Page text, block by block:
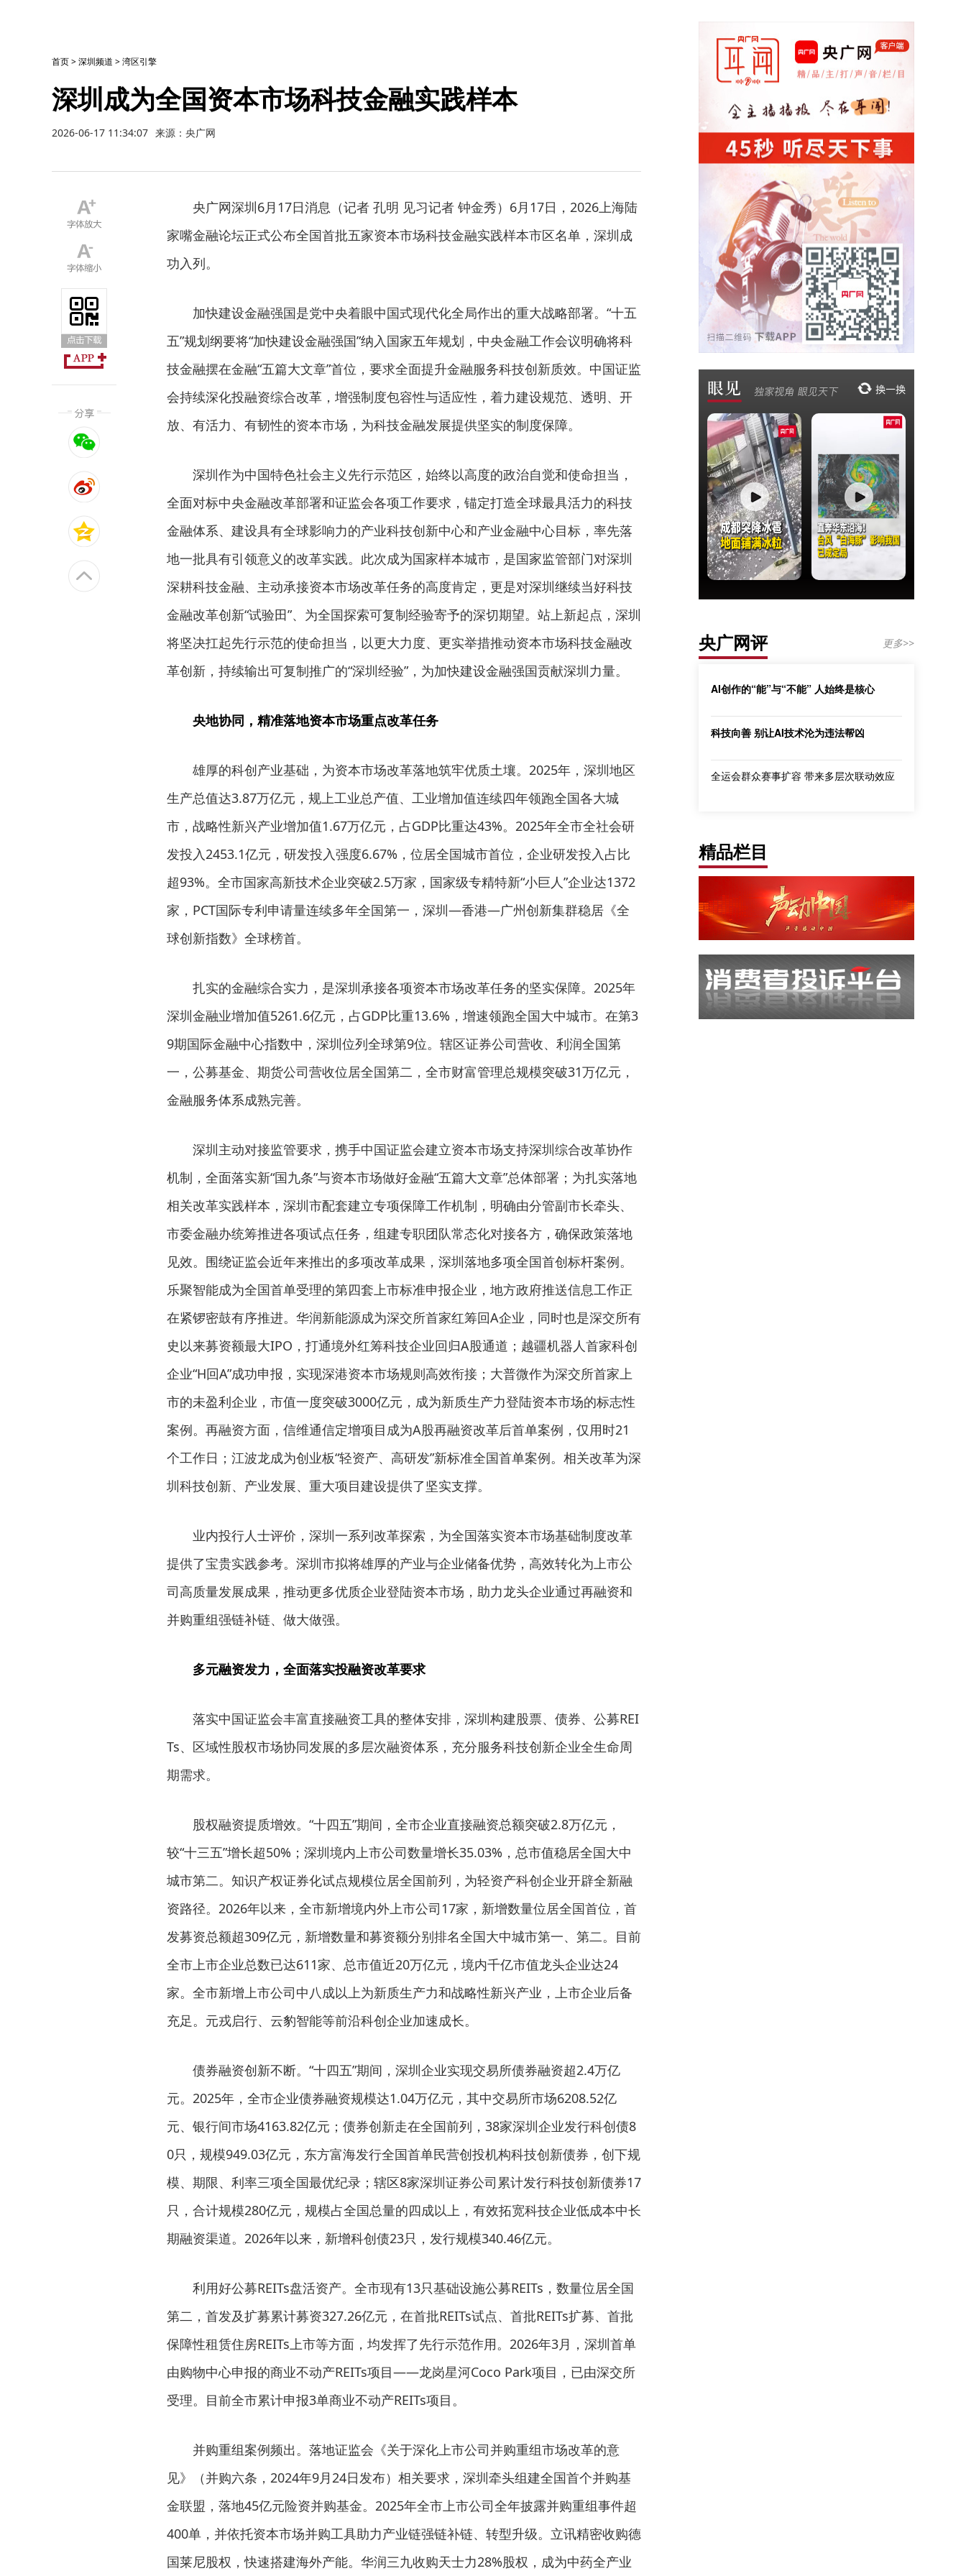
首页>深圳频道 >湾区引擎
深圳成为全国资本市场科技金融实践样本
2026-06-17 11:34:07 来源：央广网
央广网深圳6月17日消息（记者 孔明 见习记者 钟金秀）6月17日，2026上海陆
家嘴金融论坛正式公布全国首批五家资本市场科技金融实践样本市区名单，深圳成
功入列。
加快建设金融强国是党中央着眼中国式现代化全局作出的重大战略部署。“十五
五”规划纲要将“加快建设金融强国”纳入国家五年规划，中央金融工作会议明确将科
技金融摆在金融“五篇大文章”首位，要求全面提升金融服务科技创新质效。中国证监
会持续深化投融资综合改革，增强制度包容性与适应性，着力建设规范、透明、开
放、有活力、有韧性的资本市场，为科技金融发展提供坚实的制度保障。
深圳作为中国特色社会主义先行示范区，始终以高度的政治自觉和使命担当，
全面对标中央金融改革部署和证监会各项工作要求，锚定打造全球最具活力的科技
金融体系、建设具有全球影响力的产业科技创新中心和产业金融中心目标，率先落
地一批具有引领意义的改革实践。此次成为国家样本城市，是国家监管部门对深圳
深耕科技金融、主动承接资本市场改革任务的高度肯定，更是对深圳继续当好科技
金融改革创新“试验田”、为全国探索可复制经验寄予的深切期望。站上新起点，深圳
将坚决扛起先行示范的使命担当，以更大力度、更实举措推动资本市场科技金融改
革创新，持续输出可复制推广的“深圳经验”，为加快建设金融强国贡献深圳力量。
央地协同，精准落地资本市场重点改革任务
雄厚的科创产业基础，为资本市场改革落地筑牢优质土壤。2025年，深圳地区
生产总值达3.87万亿元，规上工业总产值、工业增加值连续四年领跑全国各大城
市，战略性新兴产业增加值1.67万亿元，占GDP比重达43%。2025年全市全社会研
发投入2453.1亿元，研发投入强度6.67%，位居全国城市首位，企业研发投入占比
超93%。全市国家高新技术企业突破2.5万家，国家级专精特新“小巨人”企业达1372
家，PCT国际专利申请量连续多年全国第一，深圳—香港—广州创新集群稳居《全
球创新指数》全球榜首。
扎实的金融综合实力，是深圳承接各项资本市场改革任务的坚实保障。2025年
深圳金融业增加值5261.6亿元，占GDP比重13.6%，增速领跑全国大中城市。在第3
9期国际金融中心指数中，深圳位列全球第9位。辖区证券公司营收、利润全国第
一，公募基金、期货公司营收位居全国第二，全市财富管理总规模突破31万亿元，
金融服务体系成熟完善。
深圳主动对接监管要求，携手中国证监会建立资本市场支持深圳综合改革协作
机制，全面落实新“国九条”与资本市场做好金融“五篇大文章”总体部署；为扎实落地
相关改革实践样本，深圳市配套建立专项保障工作机制，明确由分管副市长牵头、
市委金融办统筹推进各项试点任务，组建专职团队常态化对接各方，确保政策落地
见效。围绕证监会近年来推出的多项改革成果，深圳落地多项全国首创标杆案例。
乐聚智能成为全国首单受理的第四套上市标准申报企业，地方政府推送信息工作正
在紧锣密鼓有序推进。华润新能源成为深交所首家红筹回A企业，同时也是深交所有
史以来募资额最大IPO，打通境外红筹科技企业回归A股通道；越疆机器人首家科创
企业“H回A”成功申报，实现深港资本市场规则高效衔接；大普微作为深交所首家上
市的未盈利企业，市值一度突破3000亿元，成为新质生产力登陆资本市场的标志性
案例。再融资方面，信维通信定增项目成为A股再融资改革后首单案例，仅用时21
个工作日；江波龙成为创业板“轻资产、高研发”新标准全国首单案例。相关改革为深
圳科技创新、产业发展、重大项目建设提供了坚实支撑。
业内投行人士评价，深圳一系列改革探索，为全国落实资本市场基础制度改革
提供了宝贵实践参考。深圳市拟将雄厚的产业与企业储备优势，高效转化为上市公
司高质量发展成果，推动更多优质企业登陆资本市场，助力龙头企业通过再融资和
并购重组强链补链、做大做强。
多元融资发力，全面落实投融资改革要求
落实中国证监会丰富直接融资工具的整体安排，深圳构建股票、债券、公募REI
Ts、区域性股权市场协同发展的多层次融资体系，充分服务科技创新企业全生命周
期需求。
股权融资提质增效。“十四五”期间，全市企业直接融资总额突破2.8万亿元，
较“十三五”增长超50%；深圳境内上市公司数量增长35.03%，总市值稳居全国大中
城市第二。知识产权证券化试点规模位居全国前列，为轻资产科创企业开辟全新融
资路径。2026年以来，全市新增境内外上市公司17家，新增数量位居全国首位，首
发募资总额超309亿元，新增数量和募资额分别排名全国大中城市第一、第二。目前
全市上市企业总数已达611家、总市值近20万亿元，境内千亿市值龙头企业达24
家。全市新增上市公司中八成以上为新质生产力和战略性新兴产业，上市企业后备
充足。元戎启行、云豹智能等前沿科创企业加速成长。
债券融资创新不断。“十四五”期间，深圳企业实现交易所债券融资超2.4万亿
元。2025年，全市企业债券融资规模达1.04万亿元，其中交易所市场6208.52亿
元、银行间市场4163.82亿元；债券创新走在全国前列，38家深圳企业发行科创债8
0只，规模949.03亿元，东方富海发行全国首单民营创投机构科技创新债券，创下规
模、期限、利率三项全国最优纪录；辖区8家深圳证券公司累计发行科技创新债券17
只，合计规模280亿元，规模占全国总量的四成以上，有效拓宽科技企业低成本中长
期融资渠道。2026年以来，新增科创债23只，发行规模340.46亿元。
利用好公募REITs盘活资产。全市现有13只基础设施公募REITs，数量位居全国
第二，首发及扩募累计募资327.26亿元，在首批REITs试点、首批REITs扩募、首批
保障性租赁住房REITs上市等方面，均发挥了先行示范作用。2026年3月，深圳首单
由购物中心申报的商业不动产REITs项目——龙岗星河Coco Park项目，已由深交所
受理。目前全市累计申报3单商业不动产REITs项目。
并购重组案例频出。落地证监会《关于深化上市公司并购重组市场改革的意
见》（并购六条，2024年9月24日发布）相关要求，深圳牵头组建全国首个并购基
金联盟，落地45亿元险资并购基金。2025年全市上市公司全年披露并购重组事件超
400单，并依托资本市场并购工具助力产业链强链补链、转型升级。立讯精密收购德
国莱尼股权，快速搭建海外产能。华润三九收购天士力28%股权，成为中药全产业
央广网评 更多>>
AI创作的“能”与“不能” 人始终是核心
科技向善 别让AI技术沦为违法帮凶
全运会群众赛事扩容 带来多层次联动效应
精品栏目